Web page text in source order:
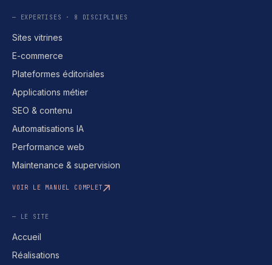
— EXPERTISES · 8 DISCIPLINES
Sites vitrines
E-commerce
Plateformes éditoriales
Applications métier
SEO & contenu
Automatisations IA
Performance web
Maintenance & supervision
VOIR LE MANUEL COMPLET
— LE SITE
Accueil
Réalisations